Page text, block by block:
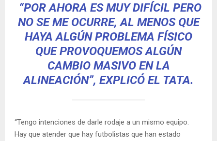
“POR AHORA ES MUY DIFÍCIL PERO
NO SE ME OCURRE, AL MENOS QUE
HAYA ALGÚN PROBLEMA FÍSICO
QUE PROVOQUEMOS ALGÚN
CAMBIO MASIVO EN LA
ALINEACIÓN”, EXPLICÓ EL TATA.
“Tengo intenciones de darle rodaje a un mismo equipo.
Hay que atender que hay futbolistas que han estado